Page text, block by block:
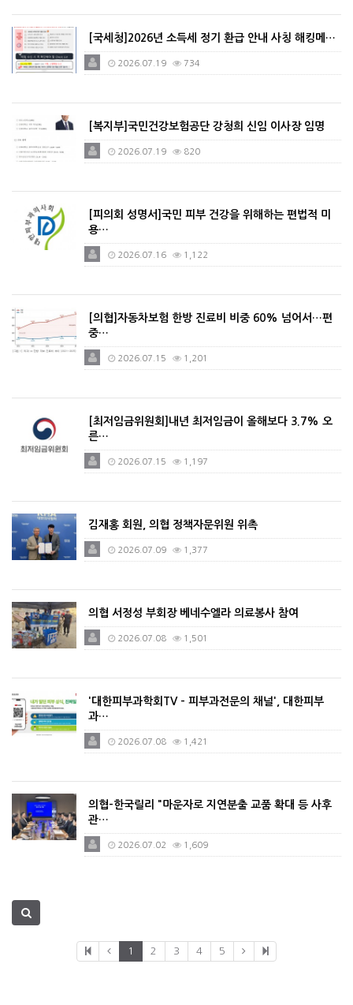
[국세청]2026년 소득세 정기 환급 안내 사칭 해킹메…
2026.07.19 734
[복지부]국민건강보험공단 강청희 신임 이사장 임명
2026.07.19 820
[피의회 성명서]국민 피부 건강을 위해하는 편법적 미
용…
2026.07.16 1,122
[의협]자동차보험 한방 진료비 비중 60% 넘어서…편
중…
2026.07.15 1,201
[최저임금위원회]내년 최저임금이 올해보다 3.7% 오
른…
2026.07.15 1,197
김재홍 회원, 의협 정책자문위원 위촉
2026.07.09 1,377
의협 서정성 부회장 베네수엘라 의료봉사 참여
2026.07.08 1,501
'대한피부과학회TV - 피부과전문의 채널', 대한피부
과…
2026.07.08 1,421
의협-한국릴리 "마운자로 지연분출 교품 확대 등 사후
관…
2026.07.02 1,609
1 2 3 4 5